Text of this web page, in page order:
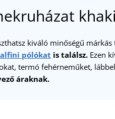
khaki
kiváló minőségű
pólókat is találsz. Ezen
termó fehérneműket,
áraknak.